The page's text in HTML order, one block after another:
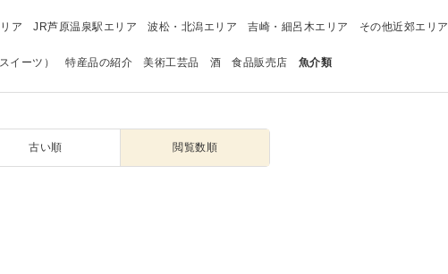
ア JR芦原温泉駅エリア 波松・北潟エリア 吉崎・細呂木エリア その他近郊エリア
イーツ） 特産品の紹介 美術工芸品 酒 食品販売店 魚介類
古い順 閲覧数順